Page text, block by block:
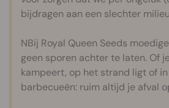
bijdragen aan een slechter
NBij Royal Queen Seeds
geen sporen achter te laten. Of
kampeert, op het strand ligt of
barbecueën: ruim altijd je afval